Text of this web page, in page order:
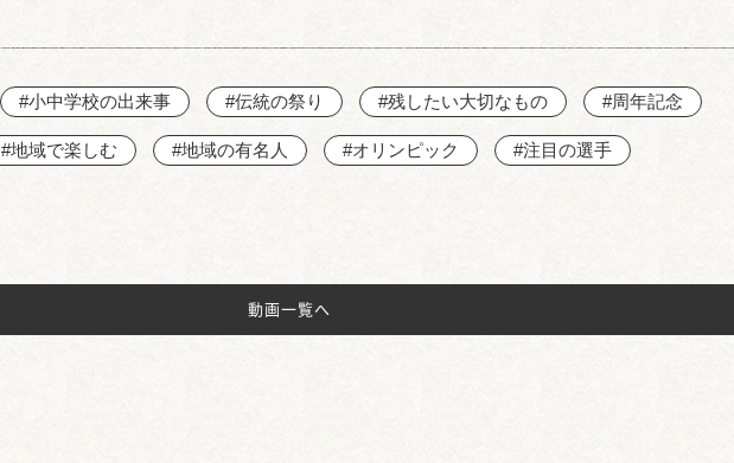
#小中学校の出来事 #伝統の祭り #残したい大切なもの #周年記念
#地域で楽しむ #地域の有名人 #オリンピック #注目の選手
動画一覧へ